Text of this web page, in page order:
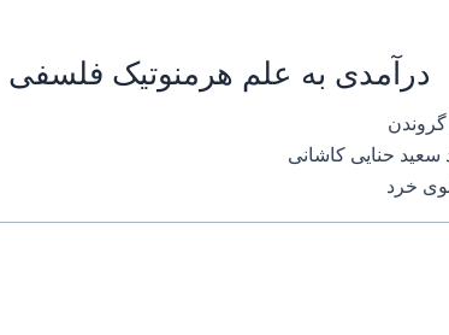
درآمدی به علم هرمنوتیک فلسفی
گروندن
حنایی کاشانی
خرد